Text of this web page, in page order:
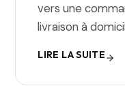
vers une
livraison à
LIRE LA SUITE